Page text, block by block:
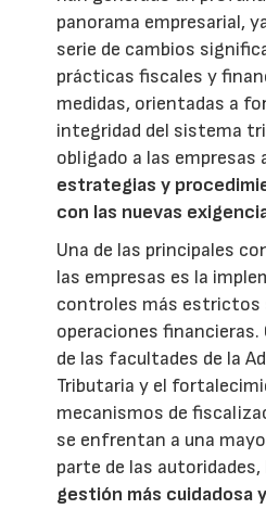
panorama empresarial,
serie de cambios
prácticas fiscales y
medidas, orientadas a
integridad del sistema
obligado a las empresas
estrategias y
con las nuevas
Una de las principales
las empresas es la
controles más estrictos
operaciones financieras.
de las facultades de la
Tributaria y el
mecanismos de
se enfrentan a una
parte de las autoridades,
gestión más cuidadosa